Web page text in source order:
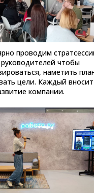
проводим
руководителей чтобы
наметить
цели. Каждый
компании.